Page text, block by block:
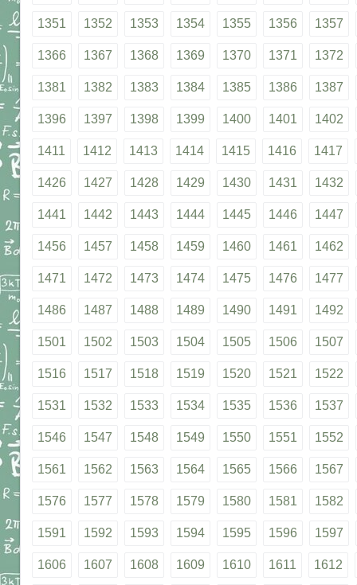
1351 1352 1353 1354 1355 1356 1357
1366 1367 1368 1369 1370 1371 1372
1381 1382 1383 1384 1385 1386 1387
1396 1397 1398 1399 1400 1401 1402
1411 1412 1413 1414 1415 1416 1417
1426 1427 1428 1429 1430 1431 1432
1441 1442 1443 1444 1445 1446 1447
1456 1457 1458 1459 1460 1461 1462
1471 1472 1473 1474 1475 1476 1477
1486 1487 1488 1489 1490 1491 1492
1501 1502 1503 1504 1505 1506 1507
1516 1517 1518 1519 1520 1521 1522
1531 1532 1533 1534 1535 1536 1537
1546 1547 1548 1549 1550 1551 1552
1561 1562 1563 1564 1565 1566 1567
1576 1577 1578 1579 1580 1581 1582
1591 1592 1593 1594 1595 1596 1597
1606 1607 1608 1609 1610 1611 1612